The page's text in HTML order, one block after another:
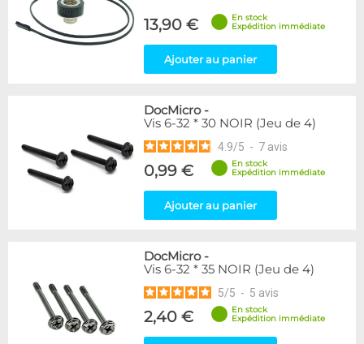
13,90 €
En stock
Expédition immédiate
Ajouter au panier
DocMicro-
Vis 6-32 * 30 NOIR (Jeu de 4)
4.9/5 - 7 avis
0,99 €
En stock
Expédition immédiate
Ajouter au panier
DocMicro-
Vis 6-32 * 35 NOIR (Jeu de 4)
5/5 - 5 avis
2,40 €
En stock
Expédition immédiate